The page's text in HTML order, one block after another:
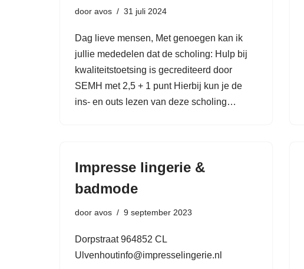
door avos 31 juli 2024
Dag lieve mensen, Met genoegen kan ik
jullie mededelen dat de scholing: Hulp bij
kwaliteitstoetsing is gecrediteerd door
SEMH met 2,5 + 1 punt Hierbij kun je de
ins- en outs lezen van deze scholing…
Impresse lingerie &
badmode
door avos 9 september 2023
Dorpstraat 964852 CL
Ulvenhoutinfo@impresselingerie.nl